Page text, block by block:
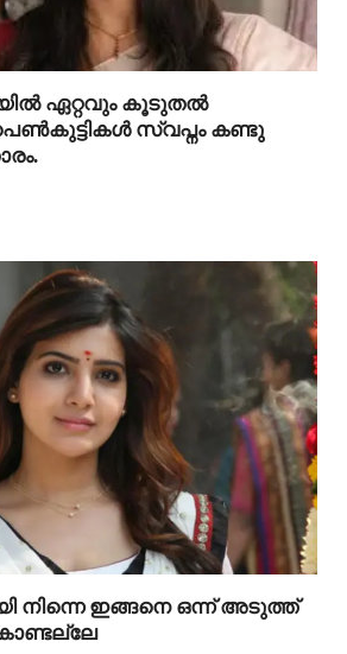
ഏറ്റവും കൂടുതൽ
സ്വപ്നം കണ്ടു
നിന്നെ ഇങ്ങനെ ഒന്ന് അടുത്ത്